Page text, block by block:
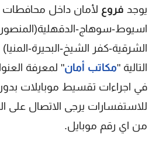
يوجد فروع لأمان داخل محافطات
اسيوط-سوهاج-
الشرقية-كفر الشيخ-البحيرة-
التالية "مكاتب أمان" لمعرفة
في اجراءات تقسيط موبايلات
من اي رقم موبايل.